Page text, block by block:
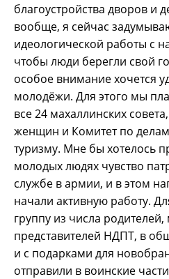
благоустройства дворов и
вообще, я сейчас
идеологической работы с
чтобы люди берегли свой
особое внимание хочется
молодёжи. Для этого мы
все 24 махаллинских
женщин и Комитет по
туризму. Мне бы хотелось
молодых людях чувство
службе в армии, и в этом
начали активную работу.
группу из числа
представителей НДПТ, в
и с подарками для
отправили в воинские